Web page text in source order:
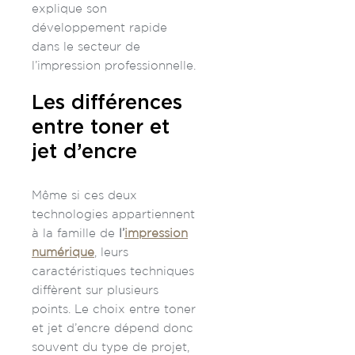
explique son
développement rapide
dans le secteur de
l’impression professionnelle.
Les différences
entre toner et
jet d’encre
Même si ces deux
technologies appartiennent
à la famille de l’impression
numérique, leurs
caractéristiques techniques
diffèrent sur plusieurs
points. Le choix entre toner
et jet d’encre dépend donc
souvent du type de projet,